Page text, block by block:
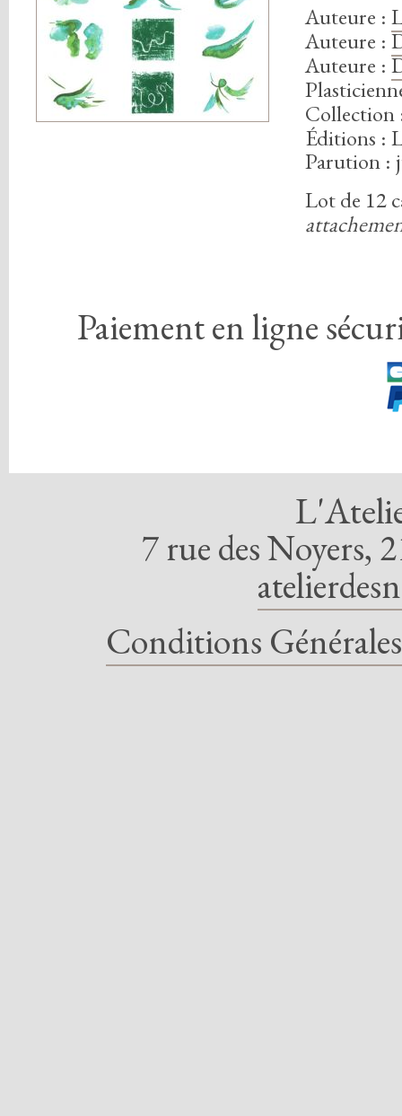
Auteure :
Auteure :
Auteure :
Collection
Éditions :
Parution :
Lot de 12
Paiement en ligne
7 rue des Noyers,
Conditions